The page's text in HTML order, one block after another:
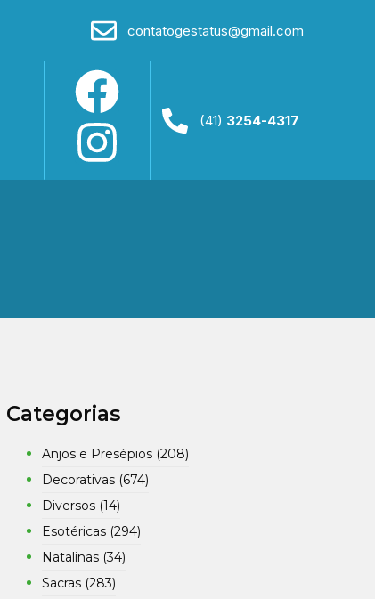
contatogestatus@gmail.com
(41) 3254-4317
Categorias
Anjos e Presépios (208)
Decorativas (674)
Diversos (14)
Esotéricas (294)
Natalinas (34)
Sacras (283)